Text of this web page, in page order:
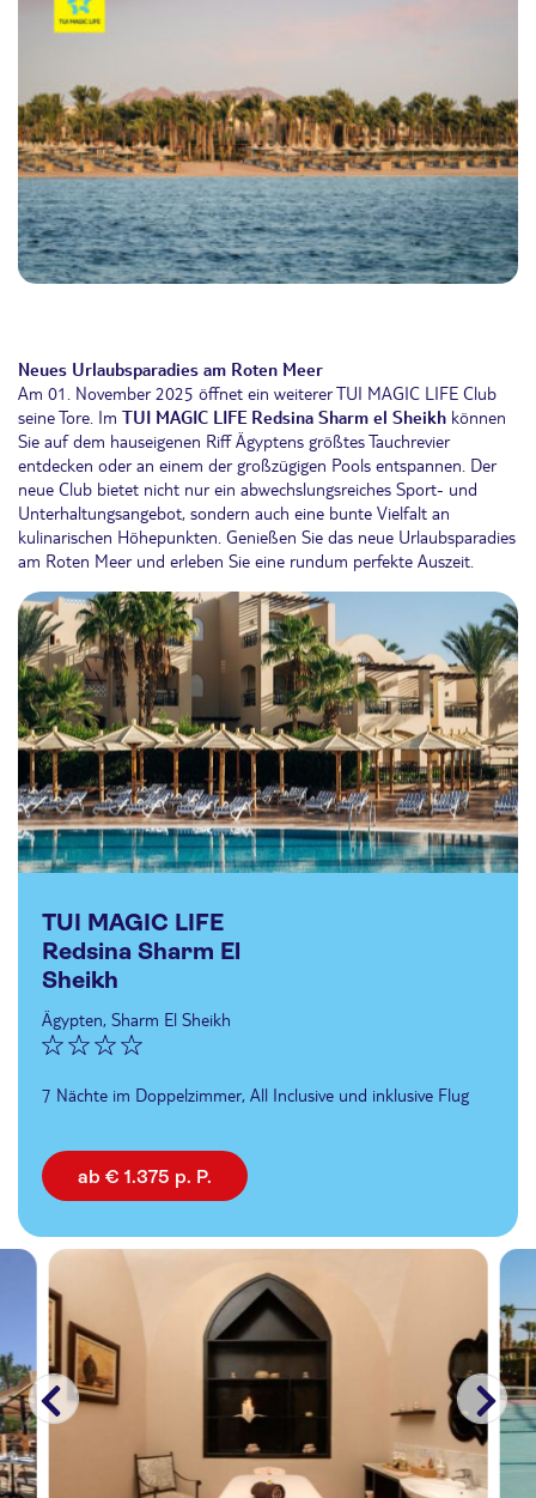
Neues Urlaubsparadies am Roten Meer
Am 01. November 2025 öffnet ein weiterer TUI MAGIC LIFE Club
seine Tore. Im TUI MAGIC LIFE Redsina Sharm el Sheikh können
Sie auf dem hauseigenen Riff Ägyptens größtes Tauchrevier
entdecken oder an einem der großzügigen Pools entspannen. Der
neue Club bietet nicht nur ein abwechslungsreiches Sport- und
Unterhaltungsangebot, sondern auch eine bunte Vielfalt an
kulinarischen Höhepunkten. Genießen Sie das neue Urlaubsparadies
am Roten Meer und erleben Sie eine rundum perfekte Auszeit.
TUI MAGIC LIFE
Redsina Sharm El
Sheikh
Ägypten, Sharm El Sheikh
7 Nächte im Doppelzimmer, All Inclusive und inklusive Flug
ab € 1.375 p. P.